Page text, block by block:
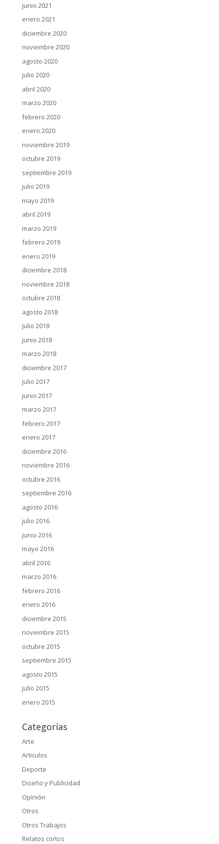
junio 2021
enero 2021
diciembre 2020
noviembre 2020
agosto 2020
julio 2020
abril 2020
marzo 2020
febrero 2020
enero 2020
noviembre 2019
octubre 2019
septiembre 2019
julio 2019
mayo 2019
abril 2019
marzo 2019
febrero 2019
enero 2019
diciembre 2018
noviembre 2018
octubre 2018
agosto 2018
julio 2018
junio 2018
marzo 2018
diciembre 2017
julio 2017
junio 2017
marzo 2017
febrero 2017
enero 2017
diciembre 2016
noviembre 2016
octubre 2016
septiembre 2016
agosto 2016
julio 2016
junio 2016
mayo 2016
abril 2016
marzo 2016
febrero 2016
enero 2016
diciembre 2015
noviembre 2015
octubre 2015
septiembre 2015
agosto 2015
julio 2015
enero 2015
Categorías
Arte
Articulos
Deporte
Diseño y Publicidad
Opinión
Otros
Otros Trabajos
Relatos cortos